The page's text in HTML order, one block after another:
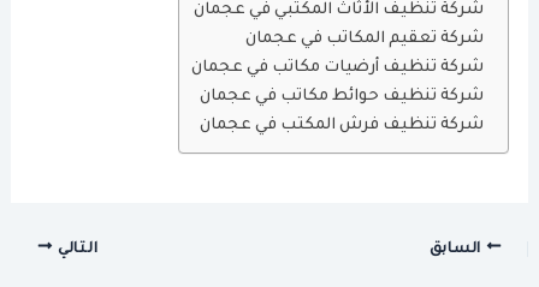
شركة تنظيف الأثاث المكتبي في عجمان
شركة تعقيم المكاتب في عجمان
شركة تنظيف أرضيات مكاتب في عجمان
شركة تنظيف حوائط مكاتب في عجمان
شركة تنظيف فرش المكتب في عجمان
السابق التالي